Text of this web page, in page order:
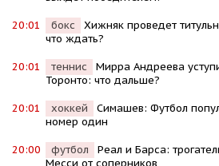
20:01 бокс
Хижняк проведет
что ждать?
20:01 теннис
Мирра Андреева
Торонто: что дальше?
20:01 хоккей
Симашев: Футбол
номер один
20:00 футбол
Реал и Барса: